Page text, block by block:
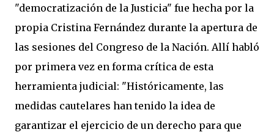
"democratización de la Justicia" fue hecha por la
propia Cristina Fernández durante la apertura de
las sesiones del Congreso de la Nación. Allí habló
por primera vez en forma crítica de esta
herramienta judicial: "Históricamente, las
medidas cautelares han tenido la idea de
garantizar el ejercicio de un derecho para que